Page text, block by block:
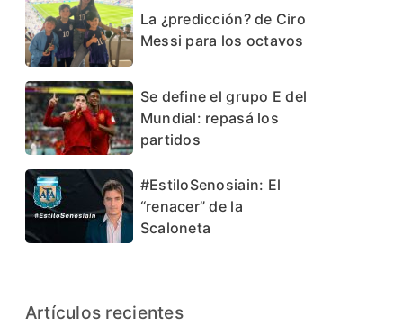
La ¿predicción? de Ciro
Messi para los octavos
Se define el grupo E del
Mundial: repasá los
partidos
#EstiloSenosiain: El
“renacer” de la
Scaloneta
Artículos recientes